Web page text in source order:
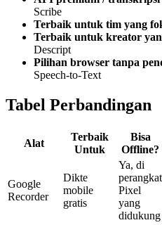
Scribe
Terbaik untuk tim yang
Terbaik untuk kreator
Descript
Pilihan browser tanpa
Speech-to-Text
Tabel Perbandingan
Alat
Terbaik
Untuk
Bisa
Offline?
Google
Recorder
Dikte
mobile
gratis
Ya, di
perangkat
Pixel
yang
didukung